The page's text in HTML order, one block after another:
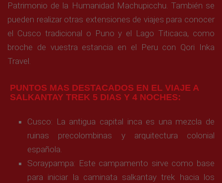
Patrimonio de la Humanidad Machupicchu. También se
pueden realizar otras extensiones de viajes para conocer
el Cusco tradicional o Puno y el Lago Titicaca, como
broche de vuestra estancia en el Peru con Qori Inka
Travel.
PUNTOS MAS DESTACADOS EN EL VIAJE A
SALKANTAY TREK 5 DIAS Y 4 NOCHES:
Cusco: La antigua capital inca es una mezcla de
ruinas precolombinas y arquitectura colonial
española.
Soraypampa: Este campamento sirve como base
para iniciar la caminata salkantay trek hacia los